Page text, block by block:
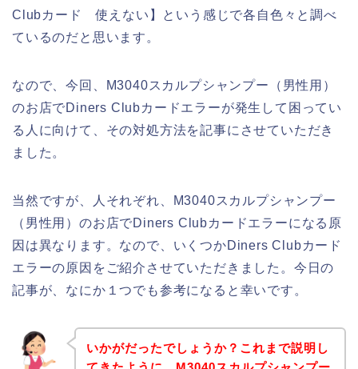
Clubカード 使えない】という感じで各自色々と調べ
ているのだと思います。
なので、今回、M3040スカルプシャンプー（男性用）
のお店でDiners Clubカードエラーが発生して困ってい
る人に向けて、その対処方法を記事にさせていただき
ました。
当然ですが、人それぞれ、M3040スカルプシャンプー
（男性用）のお店でDiners Clubカードエラーになる原
因は異なります。なので、いくつかDiners Clubカード
エラーの原因をご紹介させていただきました。今日の
記事が、なにか１つでも参考になると幸いです。
いかがだったでしょうか？これまで説明し